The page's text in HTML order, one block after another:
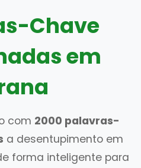
Chave
em
com 2000 palavras-
a desentupimento em
forma inteligente para